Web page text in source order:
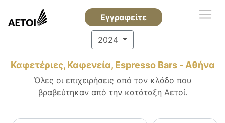
Εγγραφείτε
2024
Καφετέριες, Καφενεία, Espresso Bars - Αθήνα
Όλες οι επιχειρήσεις από τον κλάδο που
βραβεύτηκαν από την κατάταξη Αετοί.